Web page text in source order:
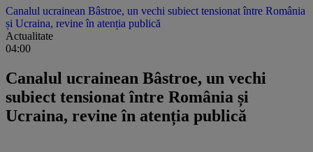
Canalul ucrainean Bâstroe, un vechi subiect tensionat între România
și Ucraina, revine în atenția publică
Actualitate
04:00
Canalul ucrainean Bâstroe, un vechi
subiect tensionat între România și
Ucraina, revine în atenția publică